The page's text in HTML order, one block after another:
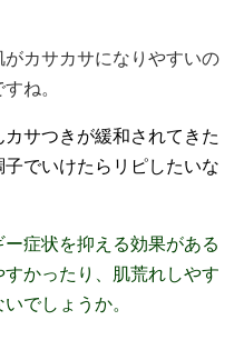
カサカサになりやすいの
ね。
サつきが緩和されてきた
でいけたらリピしたいな
症状を抑える効果がある
かったり、肌荒れしやす
でしょうか。